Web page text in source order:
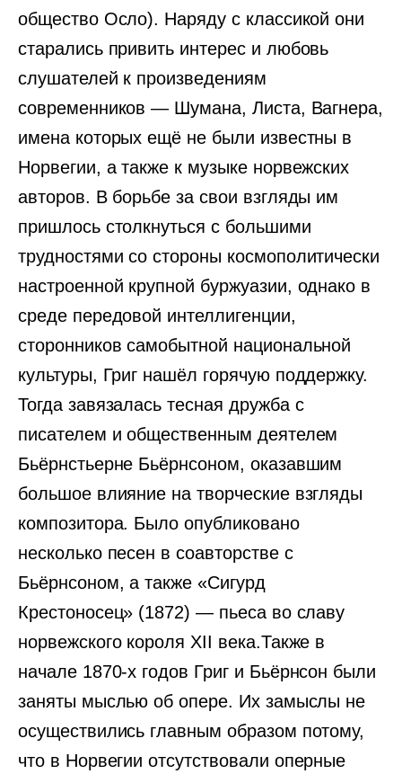
общество Осло). Наряду с классикой они
старались привить интерес и любовь
слушателей к произведениям
современников — Шумана, Листа, Вагнера,
имена которых ещё не были известны в
Норвегии, а также к музыке норвежских
авторов. В борьбе за свои взгляды им
пришлось столк­нуться с большими
трудностями со стороны космополитически
настроенной крупной буржуазии, однако в
среде передовой интеллигенции,
сторонников самобытной национальной
культуры, Григ нашёл горячую поддержку.
Тогда завязалась тесная дружба с
писателем и общественным деятелем
Бьёрнстьерне Бьёрнсоном, оказавшим
большое влияние на творческие взгляды
композитора. Было опубликовано
несколько песен в соавторстве с
Бьёрнсоном, а также «Сигурд
Крестоносец» (1872) — пьеса во славу
норвежского короля XII века.Также в
начале 1870-х годов Григ и Бьёрнсон были
заняты мыслью об опере. Их замыслы не
осуществились главным образом потому,
что в Норвегии отсутствовали оперные